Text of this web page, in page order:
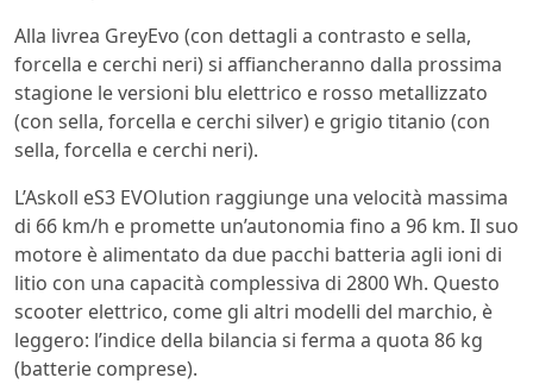
Alla livrea GreyEvo (con dettagli a contrasto e sella,
forcella e cerchi neri) si affiancheranno dalla prossima
stagione le versioni blu elettrico e rosso metallizzato
(con sella, forcella e cerchi silver) e grigio titanio (con
sella, forcella e cerchi neri).
L’Askoll eS3 EVOlution raggiunge una velocità massima
di 66 km/h e promette un’autonomia fino a 96 km. Il suo
motore è alimentato da due pacchi batteria agli ioni di
litio con una capacità complessiva di 2800 Wh. Questo
scooter elettrico, come gli altri modelli del marchio, è
leggero: l’indice della bilancia si ferma a quota 86 kg
(batterie comprese).